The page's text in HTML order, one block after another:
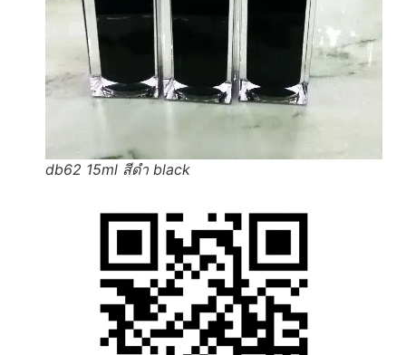
db62 15ml สีดำ black